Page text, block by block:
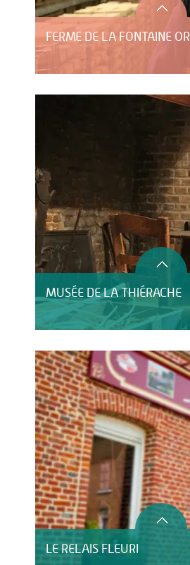
FERME DE LA FONTAINE
MUSÉE DE LA THIÉRACHE
LE RELAIS FLEURI